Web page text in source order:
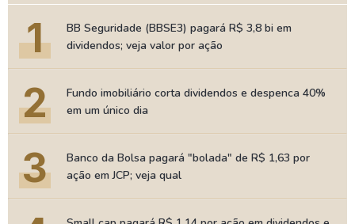
1
BB Seguridade (BBSE3) pagará R$ 3,8 bi em
dividendos; veja valor por ação
2
Fundo imobiliário corta dividendos e despenca 40%
em um único dia
3
Banco da Bolsa pagará "bolada" de R$ 1,63 por
ação em JCP; veja qual